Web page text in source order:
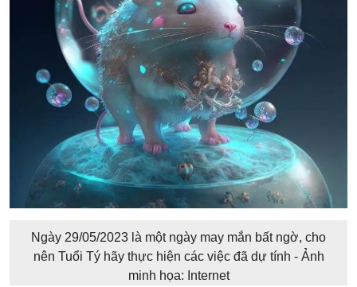
Ngày 29/05/2023 là một ngày may mắn bất ngờ, cho
nên Tuổi Tý hãy thực hiện các việc đã dự tính - Ảnh
minh họa: Internet